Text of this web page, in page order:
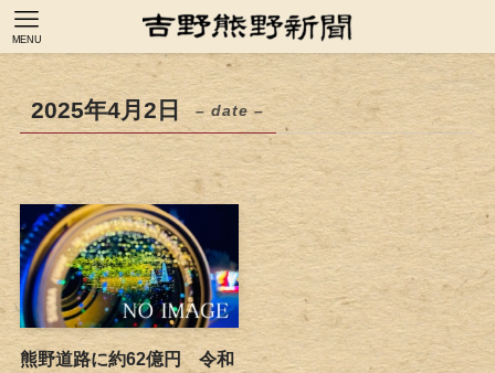
MENU
2025年4月2日 – date –
熊野道路に約62億円 令和